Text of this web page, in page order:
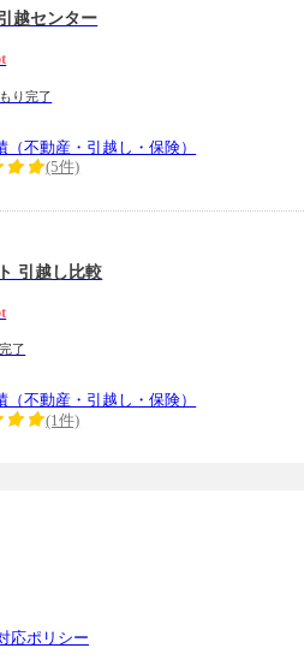
越センター
り完了
（不動産・引越し・保険）
(5件)
引越し比較
了
（不動産・引越し・保険）
(1件)
応ポリシー